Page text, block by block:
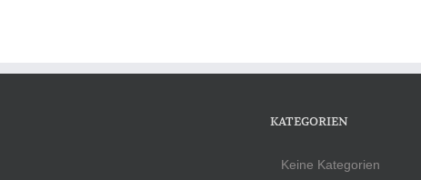
KATEGORIEN
Keine Kategorien